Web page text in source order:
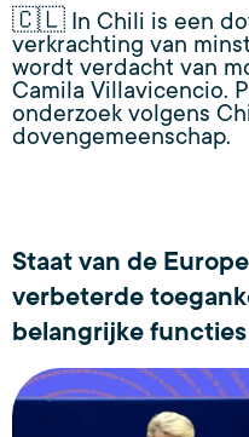
🇨🇱 In Chili is een
verkrachting van
wordt verdacht van
Camila Villavicencio.
onderzoek volgens
dovengemeenschap.
Staat van de
verbeterde
belangrijke